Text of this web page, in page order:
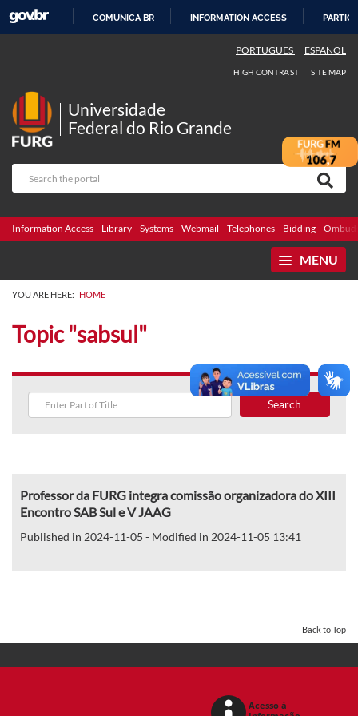
COMUNICA BR INFORMATION ACCESS
PORTUGUÊS ESPAÑOL
HIGH CONTRAST SITE MAP
Universidade
Federal do Rio Grande
Information Access Library Systems Webmail Telephones Bidding
MENU
YOU ARE HERE: HOME
Topic "sabsul"
Search
Professor da FURG integra comissão organizadora do XIII
Encontro SAB Sul e V JAAG
Published in 2024-11-05 - Modified in 2024-11-05 13:41
Back to Top